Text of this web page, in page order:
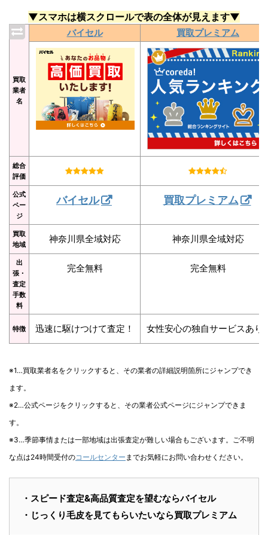
▼スマホは横スクロールで表の全体が見えます▼
買取
業者
名
バイセル 買取プレミアム
総合
評価
公式
ペー
ジ
バイセル 買取プレミアム
買取
地域
神奈川県全域対応 神奈川県全域対応
出
張・
査定
手数
料
完全無料 完全無料
特徴 迅速に駆けつけて査定！ 女性安心の独自サービスあり
※1…買取業者名をクリックすると、その業者の詳細説明箇所にジャンプでき
ます。
※2…公式ページをクリックすると、その業者公式ページにジャンプできま
す。
※3…季節事情または一部地域は出張査定が難しい場合もございます。ご不明
な点は24時間受付のコールセンター までお気軽にお問い合わせください。
・スピード査定&高品質査定を望むならバイセル
・じっくり毛皮を見てもらいたいなら買取プレミアム